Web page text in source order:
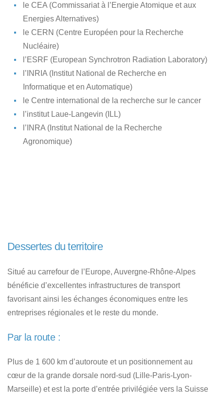
le CEA (Commissariat à l’Energie Atomique et aux
Energies Alternatives)
le CERN (Centre Européen pour la Recherche
Nucléaire)
l’ESRF (European Synchrotron Radiation Laboratory)
l’INRIA (Institut National de Recherche en
Informatique et en Automatique)
le Centre international de la recherche sur le cancer
l’institut Laue-Langevin (ILL)
l’INRA (Institut National de la Recherche
Agronomique)
Dessertes du territoire
Situé au carrefour de l’Europe, Auvergne-Rhône-Alpes
bénéficie d’excellentes infrastructures de transport
favorisant ainsi les échanges économiques entre les
entreprises régionales et le reste du monde.
Par la route :
Plus de 1 600 km d’autoroute et un positionnement au
cœur de la grande dorsale nord-sud (Lille-Paris-Lyon-
Marseille) et est la porte d’entrée privilégiée vers la Suisse